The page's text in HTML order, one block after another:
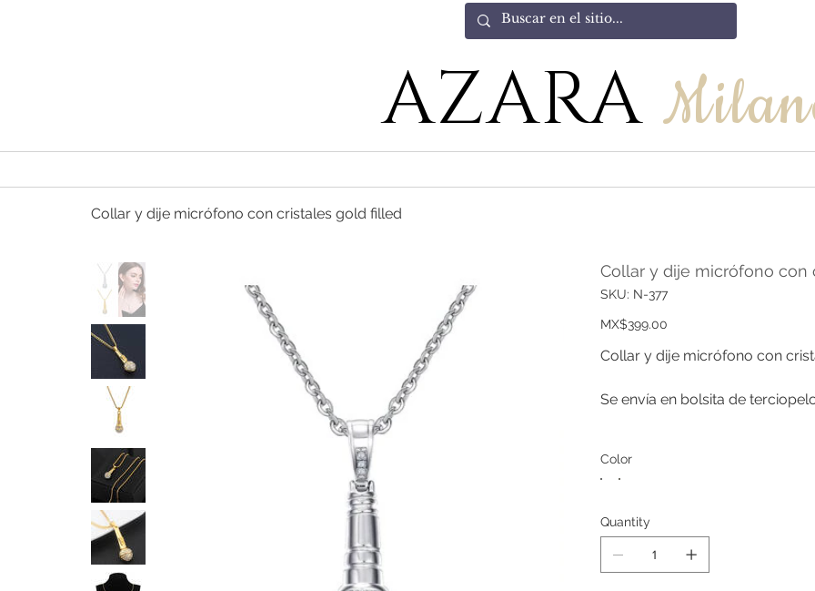
AZARA
Collar y dije micrófono con cristales gold filled
Collar y dije micrófono con
SKU: SKU
N-
N-377
Price
MX$399.00
Collar y dije micrófono con
Se envía en bolsita de
Color
Quantity